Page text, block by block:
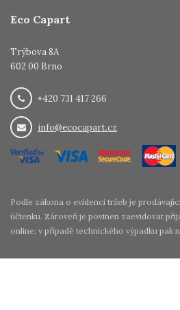
Eco Capart
Trýbova 8A
602 00 Brno
+420 731 417 266
info@ecocapart.cz
Podle zákona o evidenci tržeb je
účtenku. Zároveň je povinen zaevidovat
online; v případě technického výpadku pak